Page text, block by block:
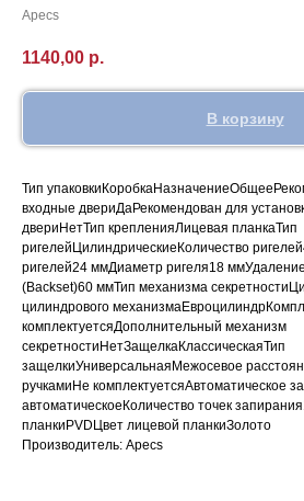
Apecs
1140,00 р.
В корзину
Тип
входные двериДаРекомендован для
двериНетТип крепленияЛицевая планкаТип
ригелейЦилиндрическиеКоличество
ригелей24 ммДиаметр ригеля18
(Backset)60 ммТип механизма
цилиндрового
комплектуетсяДополнительный механизм
секретностиНетЗащелкаКлассическаяТип
защелкиУниверсальнаяМежосевое
ручкамиНе комплектуетсяАвтоматическое
автоматическоеКоличество точек
планкиPVDЦвет лицевой планкиЗолото
Производитель: Apecs